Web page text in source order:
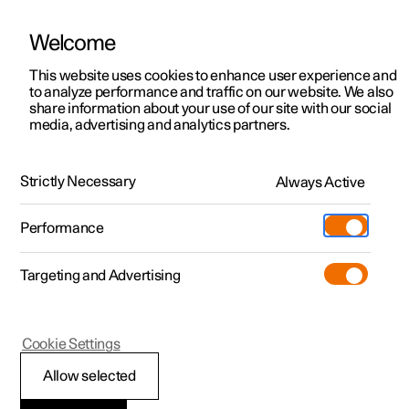
Polestar 2
Polestar 3
Polestar 4
Lading
Butikk
Mer
Bli bedre kjent med Polestar 2
Prøvekjøring
Tilgjengelige biler
Konfigurer
Bli bedre kjent med Polestar 3
Prøvekjøring
Tilgjengelige biler
Konfigurer
Bli bedre kjent med Polestar 4
Prøvekjøring
Tilgjengelige biler
Konfigurer
Bli bedre kjent med Polestar 5
Lær om lading
Ladenettverk
Kampanjer
Tilgjengelige biler
Pre-owned
Prøvekjøring
Extras
Additionals
Bedrift & firmabiler
Slik kjøper du
Support
Servicelokasjoner
Eierskap
Lokasjoner
Bærekraft
Nyheter
HåndbokVideogalleriProgramvareoppdateringer
Hjul og dekk
Polestar 4
Dekktrykk
Welcome
This website uses cookies to enhance user experience and
to analyze performance and traffic on our website. We also
share information about your use of our site with our social
media, advertising and analytics partners.
Strictly Necessary Always Active
Performance
Targeting and Advertising
Allow selected
Cookie Settings